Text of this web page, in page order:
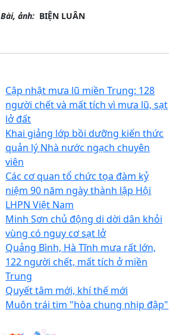
Bài, ảnh: BIỆN LUÂN
Cập nhật mưa lũ miền Trung: 128
người chết và mất tích vì mưa lũ, sạt
lở đất
Khai giảng lớp bồi dưỡng kiến thức
quản lý Nhà nước ngạch chuyên
viên
Các cơ quan tổ chức tọa đàm kỷ
niệm 90 năm ngày thành lập Hội
LHPN Việt Nam
Minh Sơn chủ động di dời dân khỏi
vùng có nguy cơ sạt lở
Quảng Bình, Hà Tĩnh mưa rất lớn,
122 người chết, mất tích ở miền
Trung
Quyết tâm mới, khí thế mới
Muôn trái tim "hòa chung nhịp đập"